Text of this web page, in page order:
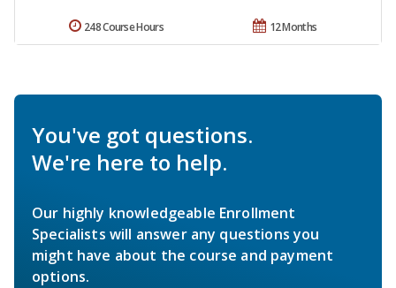
12 Months
248 Course Hours
You've got questions.
We're here to help.
Our highly knowledgeable Enrollment
Specialists will answer any questions you
might have about the course and payment
options.